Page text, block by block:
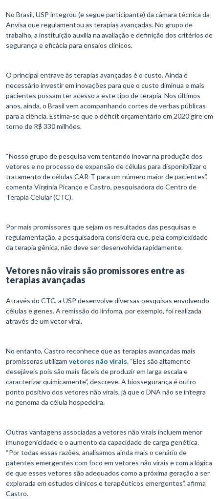
No Brasil, USP integrou (e segue participante) da câmara técnica da
Anvisa que regulamentou as terapias avançadas. No grupo de
trabalho, a instituição auxilia na avaliação e definição dos critérios de
segurança e eficácia para ensaios clínicos.
O principal entrave às terapias avançadas é o custo. Ainda é
necessário investir em inovações para que o custo diminua e mais
pacientes possam ter acesso a este tipo de terapia. Nos últimos
anos, ainda, o Brasil vem acompanhando cortes de verbas públicas
para a ciência. Estima-se que o déficit orçamentário em 2020 gire em
torno de R$ 330 milhões.
“Nosso grupo de pesquisa vem tentando inovar na produção dos
vetores e no processo de expansão de células para disponibilizar o
tratamento de células CAR-T para um número maior de pacientes”,
comenta Virginia Picanço e Castro, pesquisadora do Centro de
Terapia Celular (CTC).
Por mais promissores que sejam os resultados das pesquisas e
regulamentação, a pesquisadora considera que, pela complexidade
da terapia gênica, não deve ser desenvolvida rapidamente.
Vetores não virais são promissores entre as
terapias avançadas
Através do CTC, a USP desenvolve diversas pesquisas envolvendo
células e genes. A remissão do linfoma, por exemplo, foi realizada
através de um vetor viral.
No entanto, Castro reconhece que as terapias avançadas mais
promissoras utilizam vetores não virais. “Eles são altamente
desejáveis pois são mais fáceis de produzir em larga escala e
caracterizar quimicamente”, descreve. A biossegurança é outro
ponto positivo dos vetores não virais, já que o DNA não se integra
no genoma da célula hospedeira.
Outras vantagens associadas a vetores não virais incluem menor
imunogenicidade e o aumento da capacidade de carga genética.
“Por todas essas razões, analisamos ainda mais o cenário de
patentes emergentes com foco em vetores não virais e com a lógica
de que esses vetores são adequados como a próxima geração a ser
explorada em estudos clínicos e terapêuticos emergentes”, afirma
Castro.